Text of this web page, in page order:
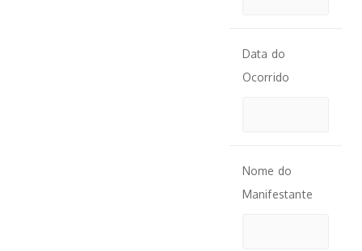
Data do
Ocorrido
Nome do
Manifestante